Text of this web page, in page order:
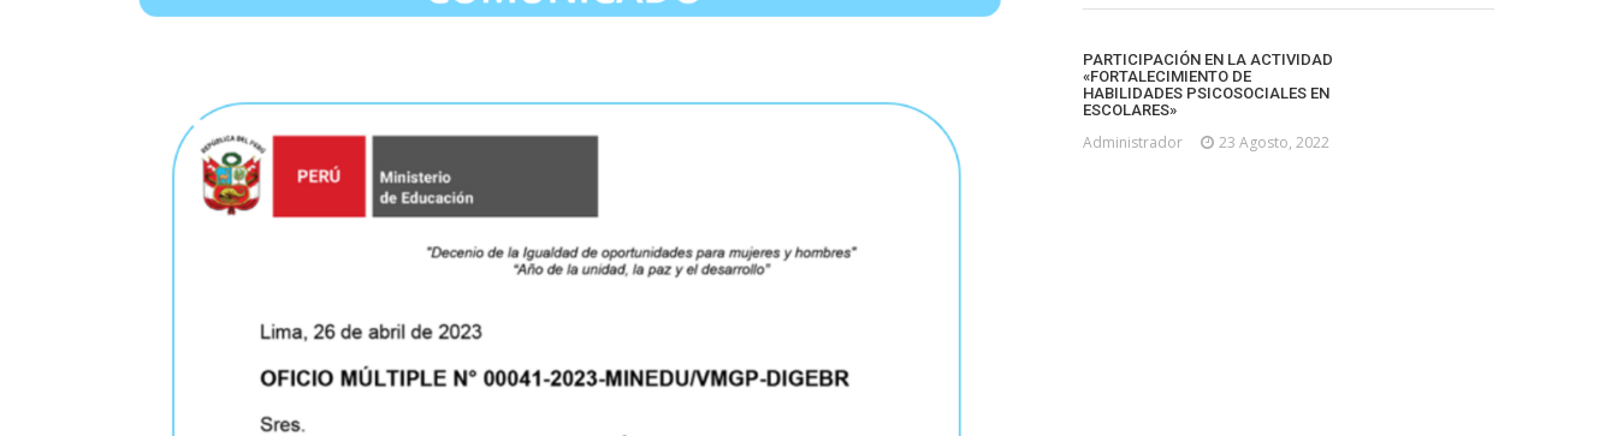
PARTICIPACIÓN EN LA ACTIVIDAD
«FORTALECIMIENTO DE
HABILIDADES PSICOSOCIALES EN
ESCOLARES»
Administrador 23 Agosto, 2022